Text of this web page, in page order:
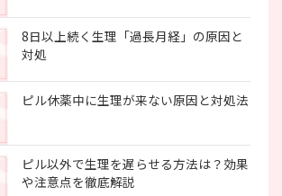
8日以上続く生理「過長月経」の原因と
対処
ピル休薬中に生理が来ない原因と対処法
ピル以外で生理を遅らせる方法は？効果
や注意点を徹底解説